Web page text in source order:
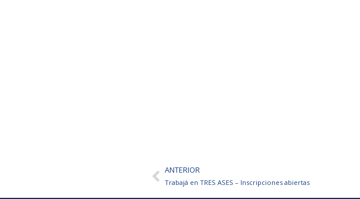
AntANTERIOR
Trabajá en TRES ASES – Inscripciones abiertas